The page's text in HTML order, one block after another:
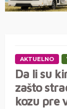
AKTUELNO
Da li su
zašto
kozu pre